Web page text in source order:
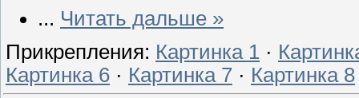
... Читать дальше »
Прикрепления: Картинка 1 ·
Картинка 6 · Картинка 7 · Картинка 8